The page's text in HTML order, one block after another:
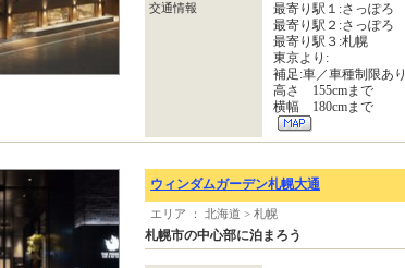
交通情報
最寄り駅１:さっぽろ
最寄り駅２:さっぽろ
最寄り駅３:札幌
東京より:
補足:車／車種制限あり
高さ 155cmまで
横幅 180cmまで
ウィンダムガーデン札幌大通
エリア ： 北海道 > 札幌
札幌市の中心部に泊まろう